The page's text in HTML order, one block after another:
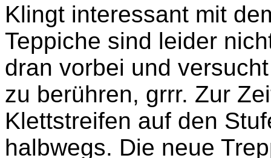
Klingt interessant mit
Teppiche sind leider
dran vorbei und
zu berühren, grrr. Zur
Klettstreifen auf den
halbwegs. Die neue